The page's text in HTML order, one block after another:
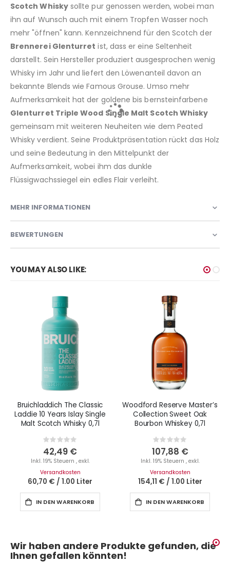
Scotch Whiskysollte pur genossen werden, wobei man
ihn auf Wunsch auch mit einem Tropfen Wasser noch
mehr "öffnen" kann. Kennzeichnend für den Scotch der
Brennerei Glenturret ist, dass er eine Seltenheit
darstellt. Sein Hersteller produziert ausgesprochen wenig
Whisky im Jahr und liefert den Löwenanteil davon an
bekannte Blends wie Famous Grouse. Umso mehr
Aufmerksamkeit hat der goldene bis bernsteinfarbene
Glenturret Triple Wood Single Malt Scotch Whisky
gemeinsam mit weiteren Neuheiten wie dem Peated
Whisky verdient. Seine Produktpräsentation rückt das Holz
und seine Bedeutung in den Mittelpunkt der
Aufmerksamkeit, wobei ihm das dunkle
Flüssigwachssiegel ein edles Flair verleiht.
MEHR INFORMATIONEN
BEWERTUNGEN
YOU MAY ALSO LIKE:
Bruichladdich The Classic
Laddie 10 Years Islay Single
Malt Scotch Whisky 0,7l
Rating:
0%
42,49 €
Inkl. 19% Steuern , exkl.
Versandkosten
60,70 € / 1.00 Liter
IN DEN WARENKORB
Woodford Reserve Master’s
Collection Sweet Oak
Bourbon Whiskey 0,7l
Rating:
0%
107,88 €
Inkl. 19% Steuern , exkl.
Versandkosten
154,11 € / 1.00 Liter
IN DEN WARENKORB
Wir haben andere Produkte gefunden, die
Ihnen gefallen könnten!